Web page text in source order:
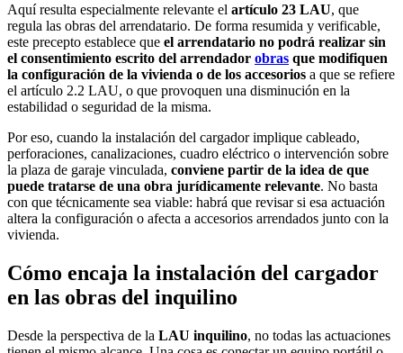
Aquí resulta especialmente relevante el artículo 23 LAU, que
regula las obras del arrendatario. De forma resumida y verificable,
este precepto establece que el arrendatario no podrá realizar sin
el consentimiento escrito del arrendador obras que modifiquen
la configuración de la vivienda o de los accesorios a que se refiere
el artículo 2.2 LAU, o que provoquen una disminución en la
estabilidad o seguridad de la misma.
Por eso, cuando la instalación del cargador implique cableado,
perforaciones, canalizaciones, cuadro eléctrico o intervención sobre
la plaza de garaje vinculada, conviene partir de la idea de que
puede tratarse de una obra jurídicamente relevante. No basta
con que técnicamente sea viable: habrá que revisar si esa actuación
altera la configuración o afecta a accesorios arrendados junto con la
vivienda.
Cómo encaja la instalación del cargador
en las obras del inquilino
Desde la perspectiva de la LAU inquilino, no todas las actuaciones